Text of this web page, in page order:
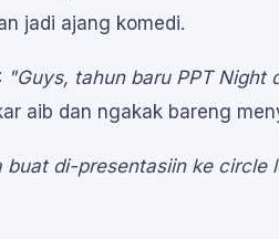
jadi ajang komedi.
"Guys, tahun baru PPT Night
aib dan ngakak bareng
di-presentasiin ke circle